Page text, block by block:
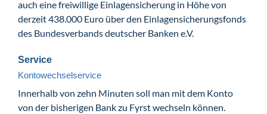
auch eine freiwillige Einlagensicherung in Höhe von
derzeit 438.000 Euro über den Einlagensicherungsfonds
des Bundesverbands deutscher Banken e.V.
Service
Kontowechselservice
Innerhalb von zehn Minuten soll man mit dem Konto
von der bisherigen Bank zu Fyrst wechseln können.